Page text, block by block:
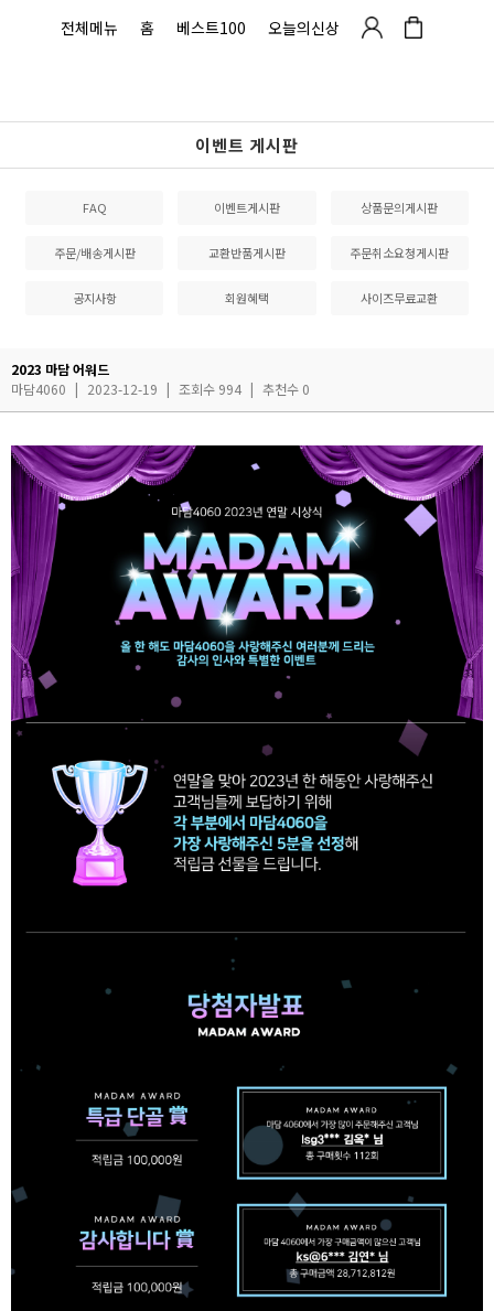
전체메뉴 홈 베스트100 오늘의신상
이벤트 게시판
FAQ 이벤트게시판 상품문의게시판
주문/배송게시판 교환반품게시판 주문취소요청게시판
공지사항 회원혜택 사이즈무료교환
2023 마담 어워드
마담4060 | 2023-12-19 | 조회수 994 | 추천수 0